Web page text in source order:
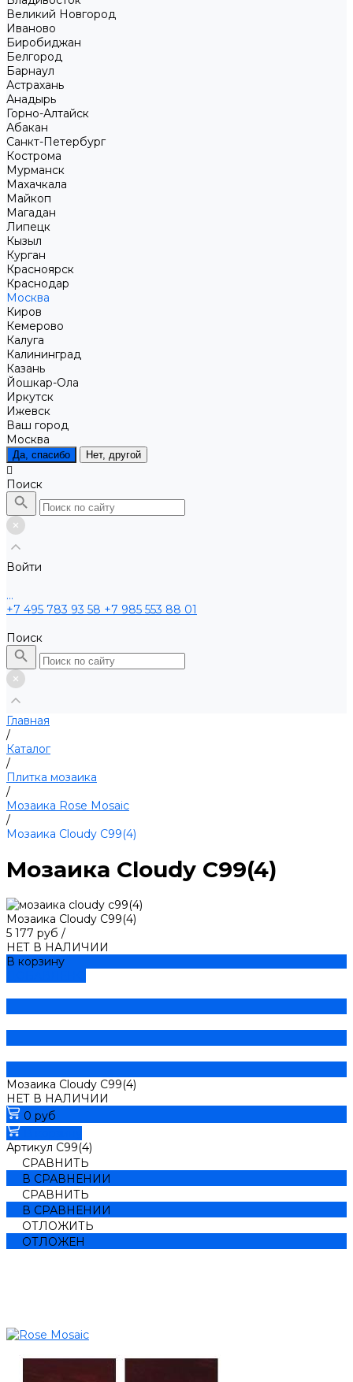
Великий Новгород
Иваново
Биробиджан
Белгород
Барнаул
Астрахань
Анадырь
Горно-Алтайск
Абакан
Санкт-Петербург
Кострома
Мурманск
Махачкала
Майкоп
Магадан
Липецк
Кызыл
Курган
Красноярск
Краснодар
Москва
Киров
Кемерово
Калуга
Калининград
Казань
Йошкар-Ола
Иркутск
Ижевск
Ваш город
Москва
Да, спасибо Нет, другой
Поиск
Войти
...
+7 495 783 93 58 +7 985 553 88 01
Поиск
Главная
/
Каталог
/
Плитка мозаика
/
Мозаика Rose Mosaic
/
Мозаика Cloudy C99(4)
Мозаика Cloudy C99(4)
Мозаика Cloudy C99(4)
5 177 руб /
НЕТ В НАЛИЧИИ
В корзину
Мозаика Cloudy C99(4)
НЕТ В НАЛИЧИИ
0 руб
Артикул C99(4)
СРАВНИТЬ
В СРАВНЕНИИ
СРАВНИТЬ
В СРАВНЕНИИ
ОТЛОЖИТЬ
ОТЛОЖЕН